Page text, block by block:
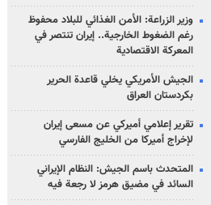
وزير الزراعة: الأمن الغذائي للبلاد محفوظ
رغم الضغوط الخارجية.. إيران تنتصر في
المعركة الاقتصادية
الجيش الأمريكي يخلي قاعدة الحرير
بكردستان العراق
تقرير إعلامي أميركي عن مسعى إيران
لإخراج أميركا من الخليج الفارسي
المتحدث باسم الجيش: النظام الإيراني
السائد في مضيق هرمز لا رجعة فيه